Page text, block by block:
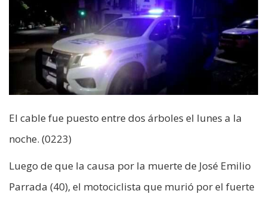
El cable fue puesto entre dos árboles el lunes a la
noche. (0223)
Luego de que la causa por la muerte de José Emilio
Parrada (40), el motociclista que murió por el fuerte